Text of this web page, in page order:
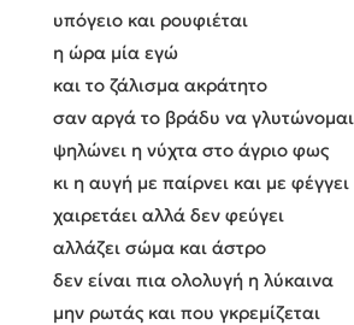
υπόγειο και ρουφιέται
η ώρα μία εγώ
και το ζάλισμα ακράτητο
σαν αργά το βράδυ να γλυτώνομαι
ψηλώνει η νύχτα στο άγριο φως
κι η αυγή με παίρνει και με φέγγει
χαιρετάει αλλά δεν φεύγει
αλλάζει σώμα και άστρο
δεν είναι πια ολολυγή η λύκαινα
μην ρωτάς και που γκρεμίζεται